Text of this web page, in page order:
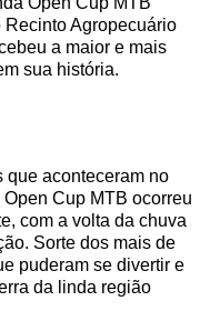
Recinto Agropecuário
a maior e mais
sua história.
que aconteceram no
Cup MTB ocorreu
com a volta da chuva
Sorte dos mais de
puderam se divertir e
da linda região